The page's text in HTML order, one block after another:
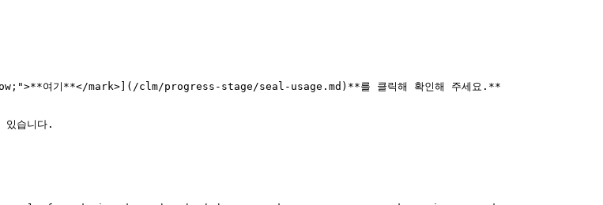
여기**</mark>](/clm/progress-stage/seal-usage.md)**를 클릭해 확인해 주세요.**
습니다.